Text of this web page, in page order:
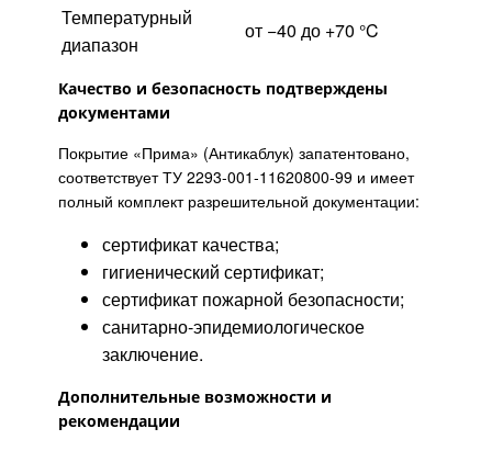
Температурный
диапазон
от −40 до +70 °C
Качество и безопасность подтверждены
документами
Покрытие «Прима» (Антикаблук) запатентовано,
соответствует ТУ 2293‑001‑11620800‑99 и имеет
полный комплект разрешительной документации:
сертификат качества;
гигиенический сертификат;
сертификат пожарной безопасности;
санитарно‑эпидемиологическое
заключение.
Дополнительные возможности и
рекомендации